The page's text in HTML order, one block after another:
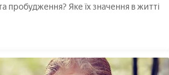
пробудження? Яке їх значення в житті